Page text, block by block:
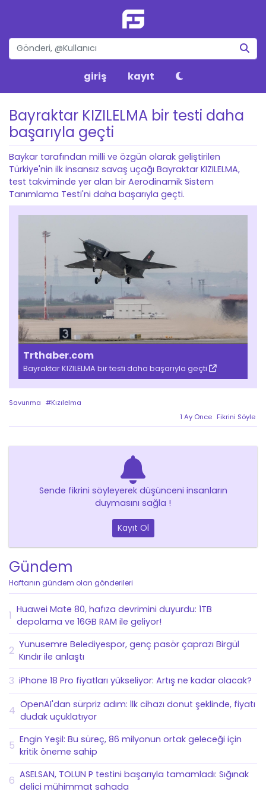
giriş kayıt
Gündem
Haftanın gündem olan gönderileri
1 Huawei Mate 80, hafıza devrimini duyurdu: 1TB
depolama ve 16GB RAM ile geliyor!
2 Yunusemre Belediyespor, genç pasör çaprazı Birgül
Kındır ile anlaştı
3 iPhone 18 Pro fiyatları yükseliyor: Artış ne kadar olacak?
4 OpenAI'dan sürpriz adım: İlk cihazı donut şeklinde, fiyatı
dudak uçuklatıyor
5 Engin Yeşil: Bu süreç, 86 milyonun ortak geleceği için
kritik öneme sahip
6 ASELSAN, TOLUN P testini başarıyla tamamladı: Sığınak
delici mühimmat sahada
Bayraktar KIZILELMA bir testi daha
başarıyla geçti
Baykar tarafından milli ve özgün olarak geliştirilen
Türkiye'nin ilk insansız savaş uçağı Bayraktar KIZILELMA,
test takviminde yer alan bir Aerodinamik Sistem
Tanımlama Testi'ni daha başarıyla geçti.
Trthaber.com
Bayraktar KIZILELMA bir testi daha başarıyla geçti
Savunma #Kızılelma
1 Ay Önce Fikrini Söyle
Sende fikrini söyleyerek düşünceni insanların
duymasını sağla !
Kayıt Ol